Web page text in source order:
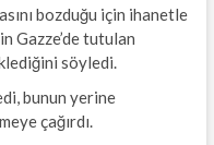
bozduğu için ihanetle
Gazze’de tutulan
söyledi.
bunun yerine
çağırdı.